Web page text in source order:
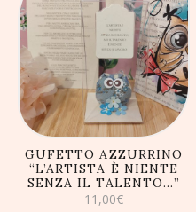
AGGIUNGI AL
CARRELLO
GUFETTO AZZURRINO
“L’ARTISTA È NIENTE
SENZA IL TALENTO…”
11,00€